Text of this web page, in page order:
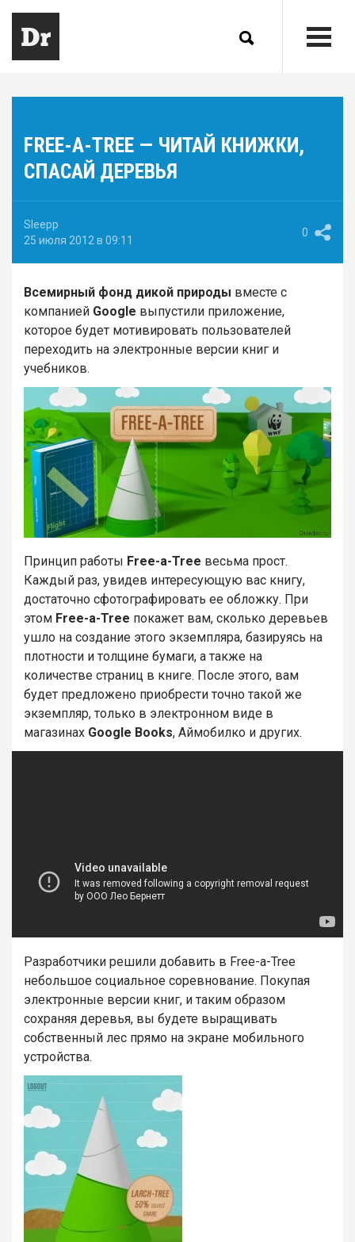
FREE-A-TREE — ЧИТАЙ КНИЖКИ,
СПАСАЙ ДЕРЕВЬЯ
Sleepp
25 июля 2012 в 09:11
0
Всемирный фонд дикой природы вместе с
компанией Google выпустили приложение,
которое будет мотивировать пользователей
переходить на электронные версии книг и
учебников.
Принцип работы Free-a-Tree весьма прост.
Каждый раз, увидев интересующую вас книгу,
достаточно сфотографировать ее обложку. При
этом Free-a-Tree покажет вам, сколько деревьев
ушло на создание этого экземпляра, базируясь на
плотности и толщине бумаги, а также на
количестве страниц в книге. После этого, вам
будет предложено приобрести точно такой же
экземпляр, только в электронном виде в
магазинах Google Books, Аймобилко и других.
Разработчики решили добавить в Free-a-Tree
небольшое социальное соревнование. Покупая
электронные версии книг, и таким образом
сохраняя деревья, вы будете выращивать
собственный лес прямо на экране мобильного
устройства.